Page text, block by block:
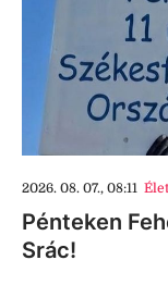
2026. 08. 07., 08:11
Pénteken
Srác!